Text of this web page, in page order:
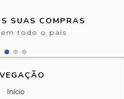
SUAS COMPRAS
todo o país
Início